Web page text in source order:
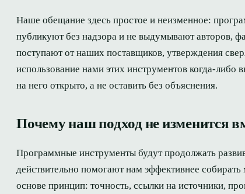
Наше обещание здесь простое и неизменное:
публикуют без надзора и не выдумывают авторов,
поступают от наших поставщиков, утверждения
использование нами этих инструментов когда-либо
на него открыто, а не оставить без объяснения.
Почему наш подход не изменится
Программные инструменты будут продолжать
действительно помогают нам эффективнее
основе принцип: точность, ссылки на источники,